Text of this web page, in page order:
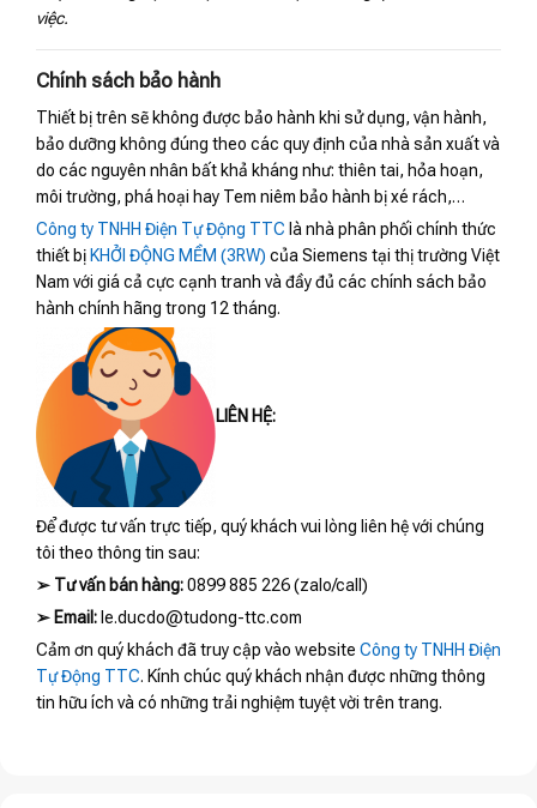
việc.
Chính sách bảo hành
Thiết bị trên sẽ không được bảo hành khi sử dụng, vận hành,
bảo dưỡng không đúng theo các quy định của nhà sản xuất và
do các nguyên nhân bất khả kháng như: thiên tai, hỏa hoạn,
môi trường, phá hoại hay Tem niêm bảo hành bị xé rách,…
Công ty TNHH Điện Tự Động TTC là nhà phân phối chính thức
thiết bị KHỞI ĐỘNG MỀM (3RW) của Siemens tại thị trường Việt
Nam với giá cả cực cạnh tranh và đầy đủ các chính sách bảo
hành chính hãng trong 12 tháng.
LIÊN HỆ:
Để được tư vấn trực tiếp, quý khách vui lòng liên hệ với chúng
tôi theo thông tin sau:
➢ Tư vấn bán hàng:0899 885 226 (zalo/call)
➢ Email: le.ducdo@tudong-ttc.com
Cảm ơn quý khách đã truy cập vào website Công ty TNHH Điện
Tự Động TTC. Kính chúc quý khách nhận được những thông
tin hữu ích và có những trải nghiệm tuyệt vời trên trang.